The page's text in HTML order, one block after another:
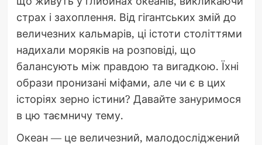
страх і захоплення. Від гігантських змій до
величезних кальмарів, ці істоти століттями
надихали моряків на розповіді, що
балансують між правдою та вигадкою. Їхні
образи пронизані міфами, але чи є в цих
історіях зерно істини? Давайте зануримося
в цю таємничу тему.
Океан — це величезний, малодосліджений